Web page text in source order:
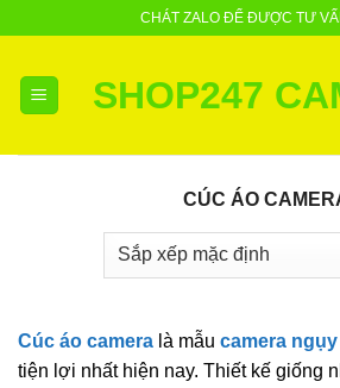
content
CHÁT ZALO ĐỂ ĐƯỢC TƯ
SHOP247
CÚC ÁO
Cúc áo camera là mẫu camera
tiện lợi nhất hiện nay. Thiết kế giống